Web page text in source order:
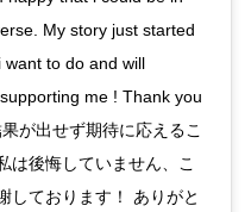
My story just started
want to do and will
me ! Thank you
が出せず期待に応えるこ
は後悔していません、こ
しております！ ありがと